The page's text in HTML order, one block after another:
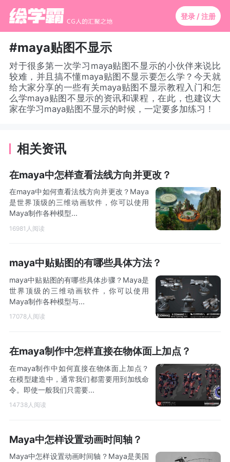
登录 / 注册
#maya贴图不显示
对于很多第一次学习maya贴图不显示的小伙伴来说比
较难，并且搞不懂maya贴图不显示要怎么学？今天就
给大家分享的一些有关maya贴图不显示教程入门和怎
么学maya贴图不显示的资讯和课程，在此，也建议大
家在学习maya贴图不显示的时候，一定要多加练习！
相关资讯
在maya中怎样查看法线方向并更改？
在maya中如何查看法线方向并更改？Maya
是世界顶级的三维动画软件，你可以使用
Maya制作各种模型...
16981人阅读
maya中贴贴图的有哪些具体方法？
maya中贴贴图的有哪些具体步骤？Maya是
世界顶级的三维动画软件，你可以使用
Maya制作各种模型与...
17078人阅读
在maya制作中怎样直接在物体面上加点？
在maya制作中如何直接在物体面上加点？
在模型建造中，通常我们都需要用到加线命
令。即使一般我们只需要...
14738人阅读
Maya中怎样设置动画时间轴？
Maya中怎样设置动画时间轴？Maya是美国